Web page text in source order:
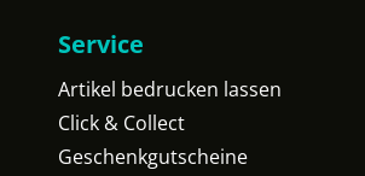
Service
Artikel bedrucken lassen
Click & Collect
Geschenkgutscheine